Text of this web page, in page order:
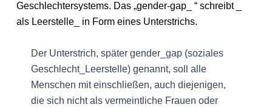
Geschlechtersystems. Das „gender-gap_ “ schreibt _
als Leerstelle_ in Form eines Unterstrichs.
Der Unterstrich, später gender_gap (soziales
Geschlecht_Leerstelle) genannt, soll alle
Menschen mit einschließen, auch diejenigen,
die sich nicht als vermeintliche Frauen oder